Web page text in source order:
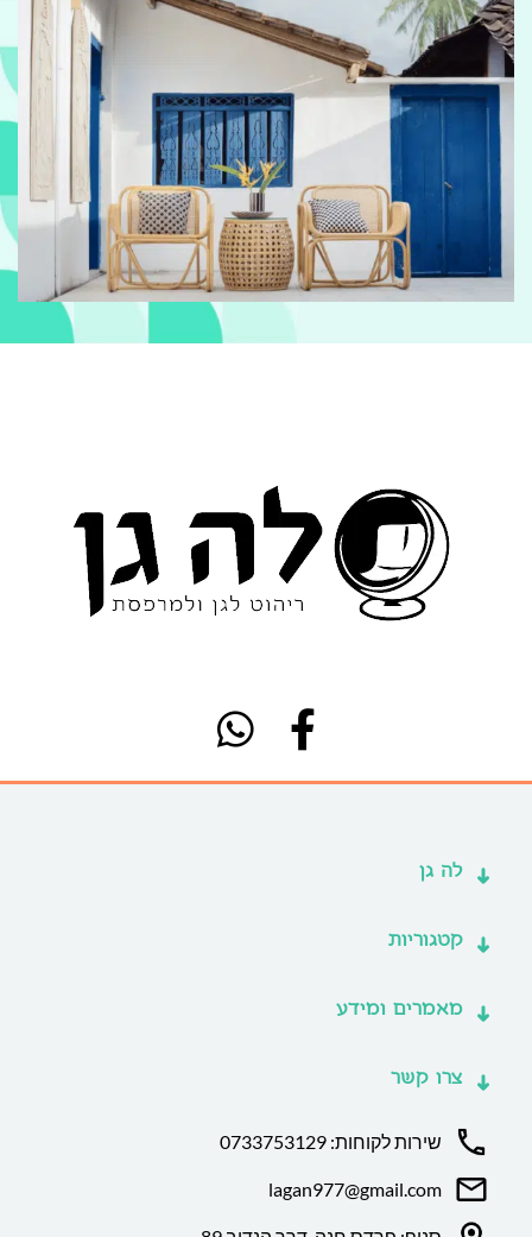
לה גן
קטגוריות
מאמרים ומידע
צרו קשר
שירות לקוחות: 0733753129
lagan977@gmail.com